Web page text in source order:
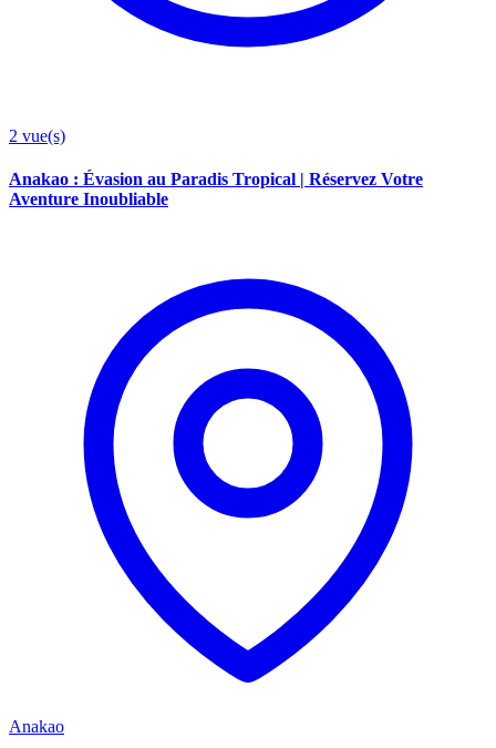
2 vue(s)
Anakao : Évasion au Paradis Tropical | Réservez Votre
Aventure Inoubliable
Anakao